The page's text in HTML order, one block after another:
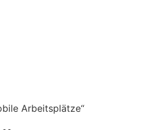
Arbeitsplätze“